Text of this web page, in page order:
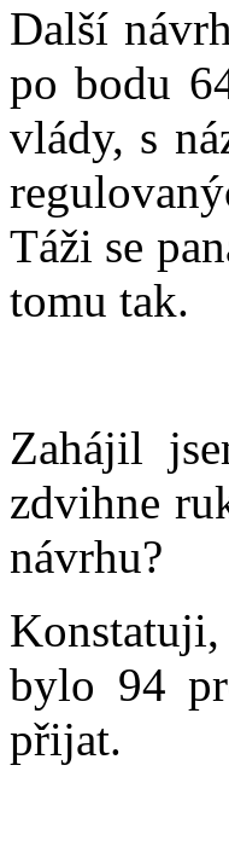
Další
po bodu
vlády, s
Táži se
tomu tak.
Zahájil
zdvihne
návrhu?
bylo 94
přijat.